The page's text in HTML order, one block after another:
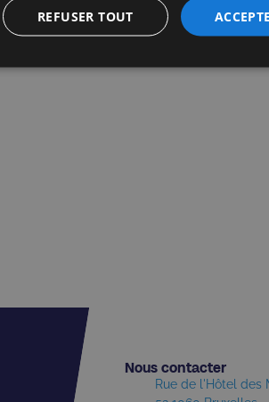
Nous contacter​
Rue de l'Hôtel des
REFUSER TOUT